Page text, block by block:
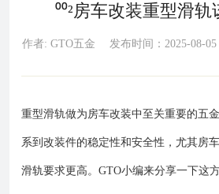
⁰⁰²房车改装重型滑
作者: GTO五金 发布时间：2025-08-
重型滑轨做为房车改装中至关重要的五
系到改装件的稳定性和安全性，尤其房
滑轨要求更高。GTO小编来分享一下这